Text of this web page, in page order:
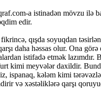
a istinadən mövzu ilə
edir.
qışda soyuqdan
daha həssas olur. Ona
istifadə etmək lazımdır.
kimi meyvələr daxildir.
ispanaq, kələm kimi
və xəstəliklərə qarşı